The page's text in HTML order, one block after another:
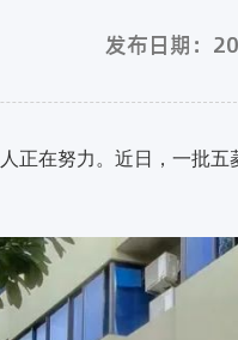
发布日期：
正在努力。近日，一批五